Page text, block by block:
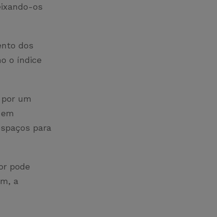
os
dos
o índice
um
para
pode
a